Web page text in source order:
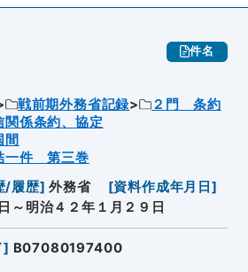
件名
戦前期外務省記録
２門 条約
係条約、協定
一件 第三巻
/履歴] 外務省 [資料作成年月日]
～明治４２年１月２９日
] B07080197400